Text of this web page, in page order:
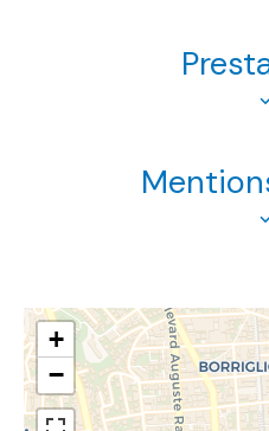
+
−